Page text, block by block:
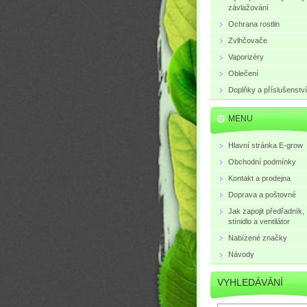
závlažování
Ochrana rostlin
Zvlhčovače
Vaporizéry
Oblečení
Doplňky a příslušenství
MENU
Hlavní stránka E-grow
Obchodní podmínky
Kontakt a prodejna
Doprava a poštovné
Jak zapojit předřadník,
stínidlo a ventilátor
Nabízené značky
Návody
VYHLEDÁVÁNÍ